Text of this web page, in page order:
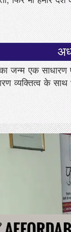
जन्म एक
व्यक्तित्व के